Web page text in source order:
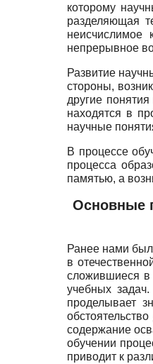
которому
разделяющая
неисчислимое
непрерывное
Развитие
стороны,
другие
находятся в
научные
В процессе
процесса
памятью, а
Основные
Ранее нами
в
сложившиеся в
учебных
проделывает
содержание
обучении
приводит к